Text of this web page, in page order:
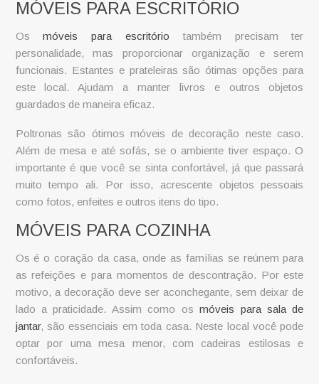
MÓVEIS PARA ESCRITÓRIO
Osmóveis para escritório também precisam ter
personalidade, mas proporcionar organização e serem
funcionais. Estantes e prateleiras são ótimas opções para
este local. Ajudam a manter livros e outros objetos
guardados de maneira eficaz.
Poltronas são ótimosmóveis de decoração neste caso.
Além de mesa e até sofás, se o ambiente tiver espaço. O
importante é que você se sinta confortável, já que passará
muito tempo ali. Por isso, acrescente objetos pessoais
como fotos, enfeites e outros itens do tipo.
MÓVEIS PARA COZINHA
Os é o coração da casa, onde as famílias se reúnem para
as refeições e para momentos de descontração. Por este
motivo, a decoração deve ser aconchegante, sem deixar de
lado a praticidade. Assim como osmóveis para sala de
jantar, são essenciais em toda casa. Neste local você pode
optar por uma mesa menor, com cadeiras estilosas e
confortáveis.